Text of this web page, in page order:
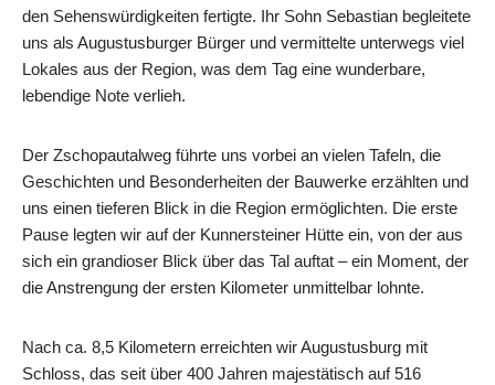
den Sehenswürdigkeiten fertigte. Ihr Sohn Sebastian begleitete
uns als Augustusburger Bürger und vermittelte unterwegs viel
Lokales aus der Region, was dem Tag eine wunderbare,
lebendige Note verlieh.
Der Zschopautalweg führte uns vorbei an vielen Tafeln, die
Geschichten und Besonderheiten der Bauwerke erzählten und
uns einen tieferen Blick in die Region ermöglichten. Die erste
Pause legten wir auf der Kunnersteiner Hütte ein, von der aus
sich ein grandioser Blick über das Tal auftat – ein Moment, der
die Anstrengung der ersten Kilometer unmittelbar lohnte.
Nach ca. 8,5 Kilometern erreichten wir Augustusburg mit
Schloss, das seit über 400 Jahren majestätisch auf 516